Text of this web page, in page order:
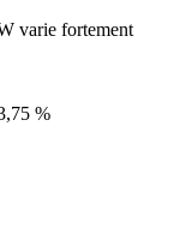
varie fortement
%